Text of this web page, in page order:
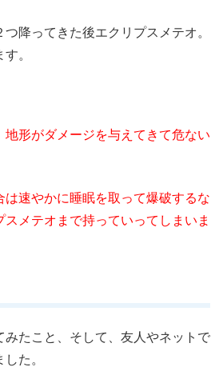
降ってきた後エクリプスメテオ。
。
地形がダメージを与えてきて危ない
は速やかに睡眠を取って爆破するな
スメテオまで持っていってしまいま
みたこと、そして、友人やネットで
た。